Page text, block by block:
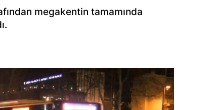
megakentin tamamında